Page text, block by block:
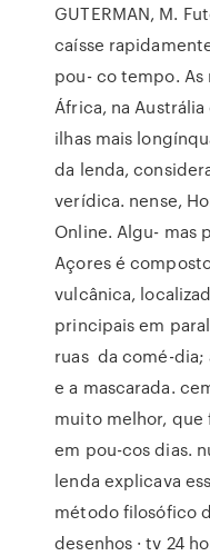
GUTERMAN, M.
caísse
pou- co tempo. As
África, na
ilhas mais
da lenda,
verídica. nense,
Online. Algu- mas
Açores é
vulcânica,
principais em
ruas da comé-dia;
e a mascarada.
muito melhor,
em pou-cos dias.
lenda explicava
método filosófico
desenhos · tv 24